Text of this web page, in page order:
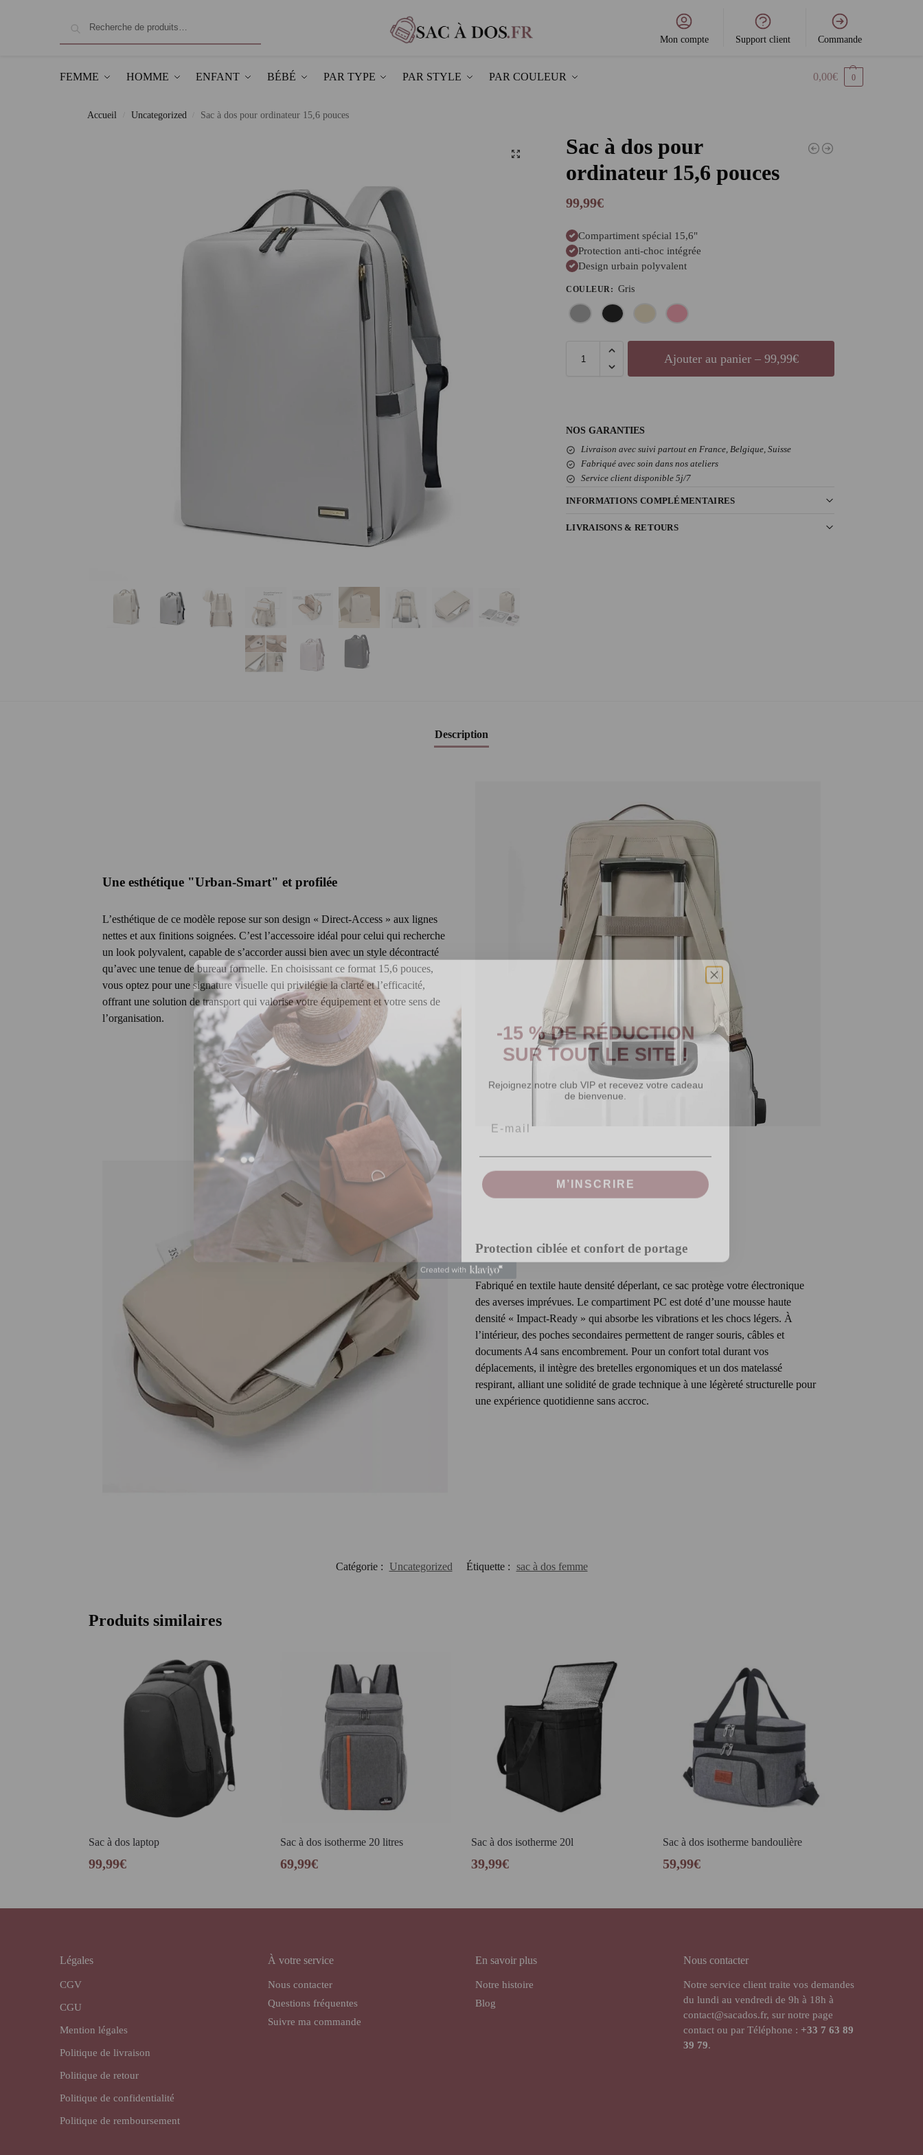
Mon compte Support client Commande
FEMME HOMME ENFANT BÉBÉ PAR TYPE PAR STYLE PAR COULEUR 0,00€ 0
Accueil Uncategorized Sac à dos pour ordinateur 15,6 pouces
Sac à dos pour
ordinateur 15,6 pouces
99,99€
Compartiment spécial 15,6"
Protection anti-choc intégrée
Design urbain polyvalent
COULEUR: Gris
Ajouter au panier – 99,99€
NOS GARANTIES
Livraison avec suivi partout en France, Belgique, Suisse
Fabriqué avec soin dans nos ateliers
Service client disponible 5j/7
INFORMATIONS COMPLÉMENTAIRES
LIVRAISONS & RETOURS
Description
Une esthétique "Urban-Smart" et profilée
L’esthétique de ce modèle repose sur son design « Direct-Access » aux lignes
nettes et aux finitions soignées. C’est l’accessoire idéal pour celui qui recherche
un look polyvalent, capable de s’accorder aussi bien avec un style décontracté
qu’avec une tenue de bureau formelle. En choisissant ce format 15,6 pouces,
vous optez pour une signature visuelle qui privilégie la clarté et l’efficacité,
offrant une solution de transport qui valorise votre équipement et votre sens de
l’organisation.
Protection ciblée et confort de portage
Fabriqué en textile haute densité déperlant, ce sac protège votre électronique
des averses imprévues. Le compartiment PC est doté d’une mousse haute
densité « Impact-Ready » qui absorbe les vibrations et les chocs légers. À
l’intérieur, des poches secondaires permettent de ranger souris, câbles et
documents A4 sans encombrement. Pour un confort total durant vos
déplacements, il intègre des bretelles ergonomiques et un dos matelassé
respirant, alliant une solidité de grade technique à une légèreté structurelle pour
une expérience quotidienne sans accroc.
Catégorie : Uncategorized Étiquette : sac à dos femme
Produits similaires
Sac à dos laptop
99,99€
Sac à dos isotherme 20 litres
69,99€
Sac à dos isotherme 20l
39,99€
Sac à dos isotherme bandoulière
59,99€
Légales
CGV
CGU
Mention légales
Politique de livraison
Politique de retour
Politique de confidentialité
Politique de remboursement
À votre service
Nous contacter
Questions fréquentes
Suivre ma commande
En savoir plus
Notre histoire
Blog
Nous contacter
Notre service client traite vos demandes
du lundi au vendredi de 9h à 18h à
contact@sacados.fr, sur notre page
contact ou par Téléphone : +33 7 63 89
39 79.
-15 % DE RÉDUCTION
SUR TOUT LE SITE !
Rejoignez notre club VIP et recevez votre cadeau
de bienvenue.
M’INSCRIRE